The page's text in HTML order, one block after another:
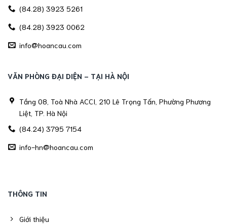
(84.28) 3923 5261
(84.28) 3923 0062
info@hoancau.com
VĂN PHÒNG ĐẠI DIỆN - TẠI HÀ NỘI
Tầng 08, Toà Nhà ACCI, 210 Lê Trọng Tấn, Phường Phương
Liệt, TP. Hà Nội
(84.24) 3795 7154
info-hn@hoancau.com
THÔNG TIN
Giới thiệu